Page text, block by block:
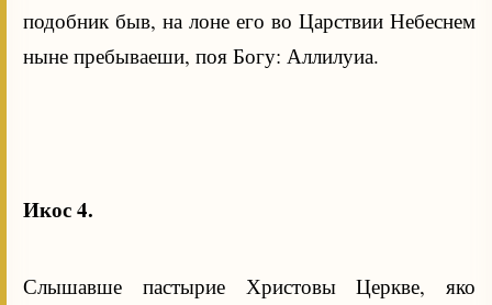
подобник быв, на лоне его во Царствии Небеснем
ныне пребываеши, поя Богу: Аллилуиа.
Икос 4.
Слышавше пастырие Христовы Церкве, яко